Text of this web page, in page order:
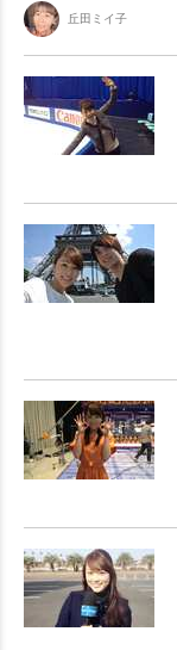
丘田ミイ子